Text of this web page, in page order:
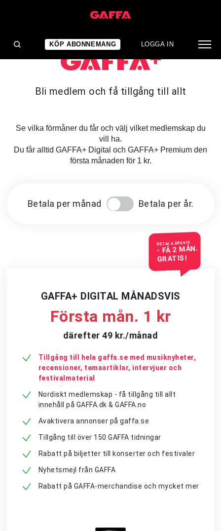
KÖP ABONNEMANG LOGGA IN
Bli medlem och få tillgång till allt
Se vilka förmåner du får och välj vilket medlemskap du
vill ha.
Du får alltid GAFFA+ Digital och GAFFA+ Premium den
första månaden för 1 kr.
Betala per månad Betala per år.
BETALA ÅRSVIS
- FÅ 2 MÅN.
GRATIS!
GAFFA+ DIGITAL MÅNADSVIS
Första mån. 1 kr
därefter 49 kr./månad
Tillgång till hela gaffa.se med musiknyheter,
recensioner, temaartiklar, intervjuer och
festivalmaterial
Nordiskt medlemskap - få tillgång till allt
innehåll på GAFFA.dk & GAFFA.no
Avaktivera annonser på gaffa.se
Tillgång till över 150 GAFFA tidningar
Rabatt på biljetter till konserter och festivaler
Nyhetsmejl från GAFFA
Rabatt på GAFFA-merchandise och mycket mer